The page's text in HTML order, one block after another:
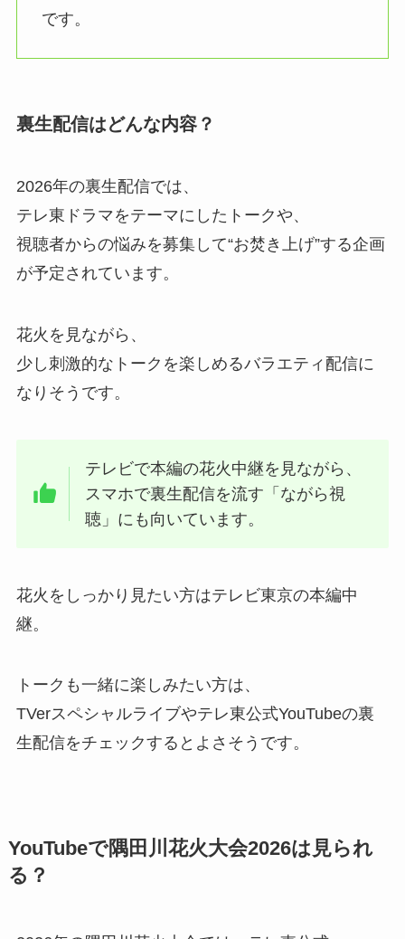
です。
裏生配信はどんな内容？
2026年の裏生配信では、
テレ東ドラマをテーマにしたトークや、
視聴者からの悩みを募集して“お焚き上げ”する企画
が予定されています。
花火を見ながら、
少し刺激的なトークを楽しめるバラエティ配信に
なりそうです。
テレビで本編の花火中継を見ながら、
スマホで裏生配信を流す「ながら視
聴」にも向いています。
花火をしっかり見たい方はテレビ東京の本編中
継。
トークも一緒に楽しみたい方は、
TVerスペシャルライブやテレ東公式YouTubeの裏
生配信をチェックするとよさそうです。
YouTubeで隅田川花火大会2026は見られ
る？